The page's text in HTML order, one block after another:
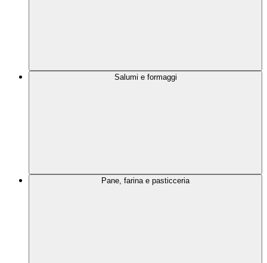
Salumi e formaggi
Pane, farina e pasticceria